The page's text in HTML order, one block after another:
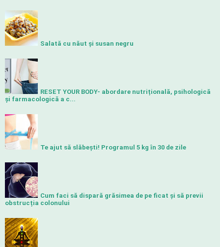
Salată cu năut și susan negru
RESET YOUR BODY- abordare nutrițională, psihologică
și farmacologică a c...
Te ajut să slăbeşti! Programul 5 kg în 30 de zile
Cum faci să dispară grăsimea de pe ficat și să previi
obstrucția colonului